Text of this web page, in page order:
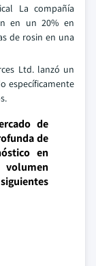
La compañía
en un 20% en
de rosin en una
Ltd. lanzó un
específicamente
de
de
en
volumen